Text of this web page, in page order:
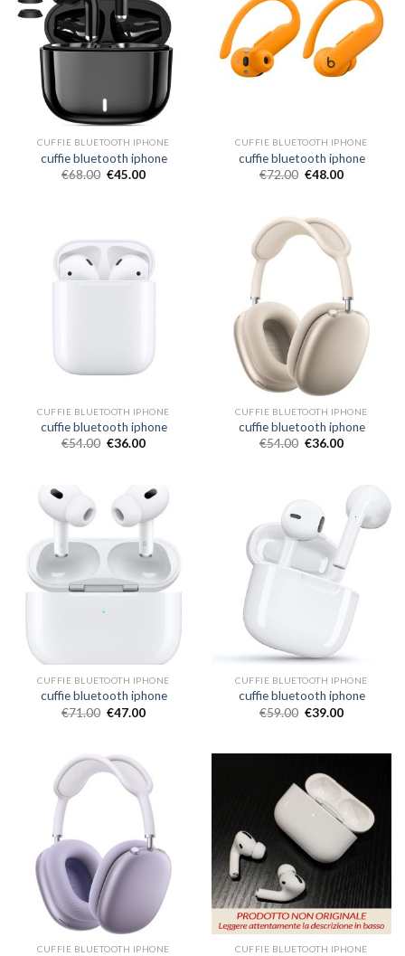
CUFFIE BLUETOOTH IPHONE
cuffie bluetooth iphone
€68.00 €45.00
CUFFIE BLUETOOTH IPHONE
cuffie bluetooth iphone
€72.00 €48.00
CUFFIE BLUETOOTH IPHONE
cuffie bluetooth iphone
€54.00 €36.00
CUFFIE BLUETOOTH IPHONE
cuffie bluetooth iphone
€54.00 €36.00
CUFFIE BLUETOOTH IPHONE
cuffie bluetooth iphone
€71.00 €47.00
CUFFIE BLUETOOTH IPHONE
cuffie bluetooth iphone
€59.00 €39.00
CUFFIE BLUETOOTH IPHONE CUFFIE BLUETOOTH IPHONE